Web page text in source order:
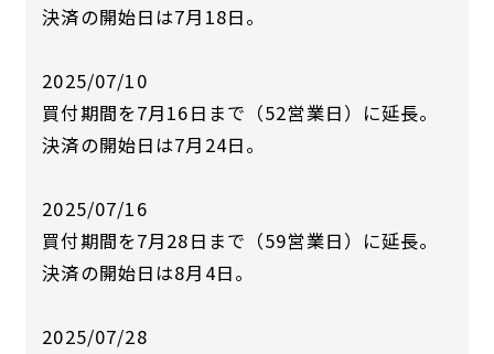
決済の開始日は7月18日。
2025/07/10
買付期間を7月16日まで（52営業日）に延長。
決済の開始日は7月24日。
2025/07/16
買付期間を7月28日まで（59営業日）に延長。
決済の開始日は8月4日。
2025/07/28